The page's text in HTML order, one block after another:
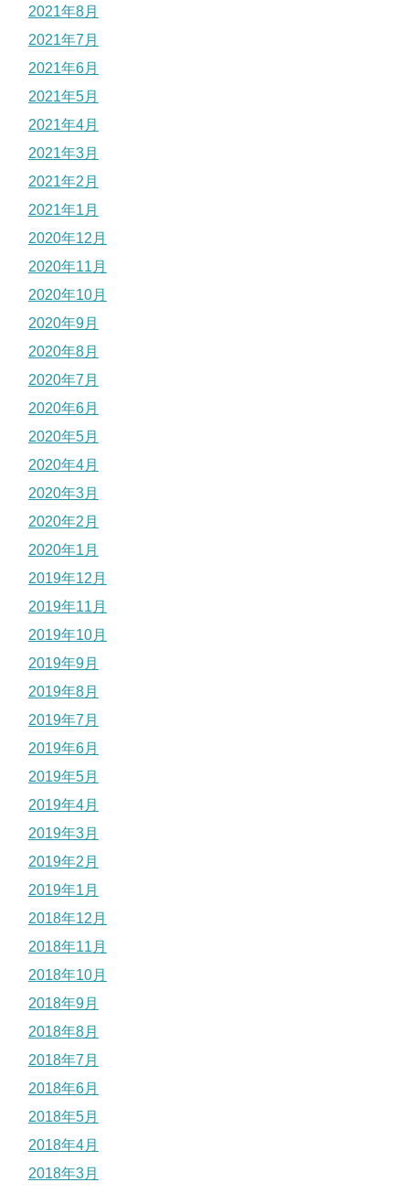
2021年8月
2021年7月
2021年6月
2021年5月
2021年4月
2021年3月
2021年2月
2021年1月
2020年12月
2020年11月
2020年10月
2020年9月
2020年8月
2020年7月
2020年6月
2020年5月
2020年4月
2020年3月
2020年2月
2020年1月
2019年12月
2019年11月
2019年10月
2019年9月
2019年8月
2019年7月
2019年6月
2019年5月
2019年4月
2019年3月
2019年2月
2019年1月
2018年12月
2018年11月
2018年10月
2018年9月
2018年8月
2018年7月
2018年6月
2018年5月
2018年4月
2018年3月